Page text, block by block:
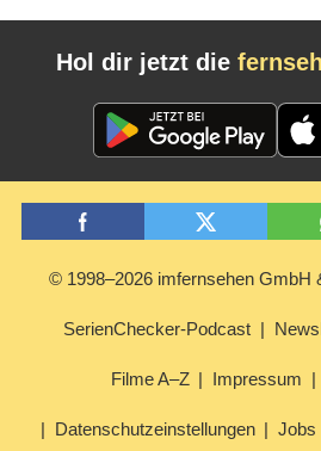
Hol dir jetzt die
© 1998–2026 imfernsehen GmbH
SerienChecker-Podcast
Filme A–Z Impressum
Datenschutzeinstellungen Jobs